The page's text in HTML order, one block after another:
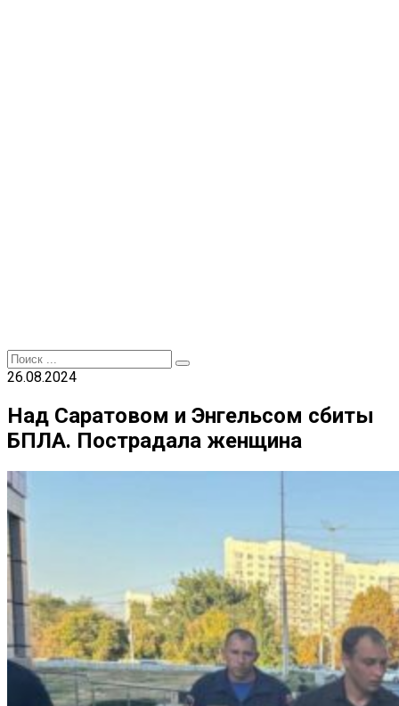
Search
for:
26.08.2024
Над Саратовом и Энгельсом сбиты
БПЛА. Пострадала женщина